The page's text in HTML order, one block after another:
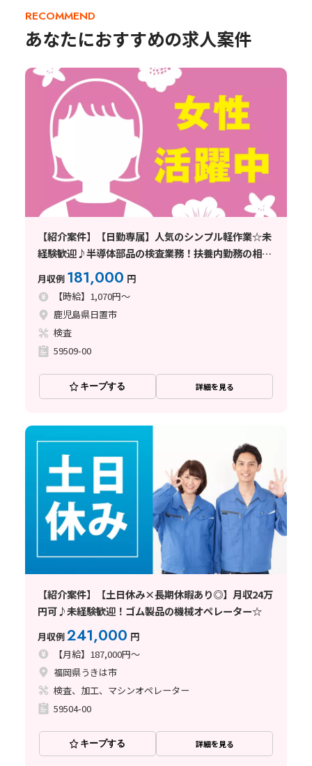
RECOMMEND
あなたにおすすめの求人案件
【紹介案件】【日勤専属】人気のシンプル軽作業☆未
経験歓迎♪半導体部品の検査業務！扶養内勤務の相談
月収例 181,000 円
【時給】1,070円～
鹿児島県日置市
検査
59509-00
キープする 詳細を見る
【紹介案件】【土日休み×長期休暇あり◎】月収24万
円可♪未経験歓迎！ゴム製品の機械オペレーター☆
月収例241,000 円
【月給】187,000円～
福岡県うきは市
検査、加工、マシンオペレーター
59504-00
キープする 詳細を見る